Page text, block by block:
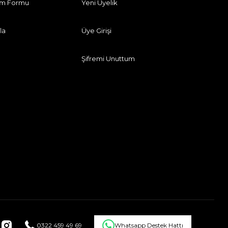
Formu Yeni Üyelik
Üye Girişi
Şifremi Unuttum
0322 459 49 69 Whatsapp Destek Hattı